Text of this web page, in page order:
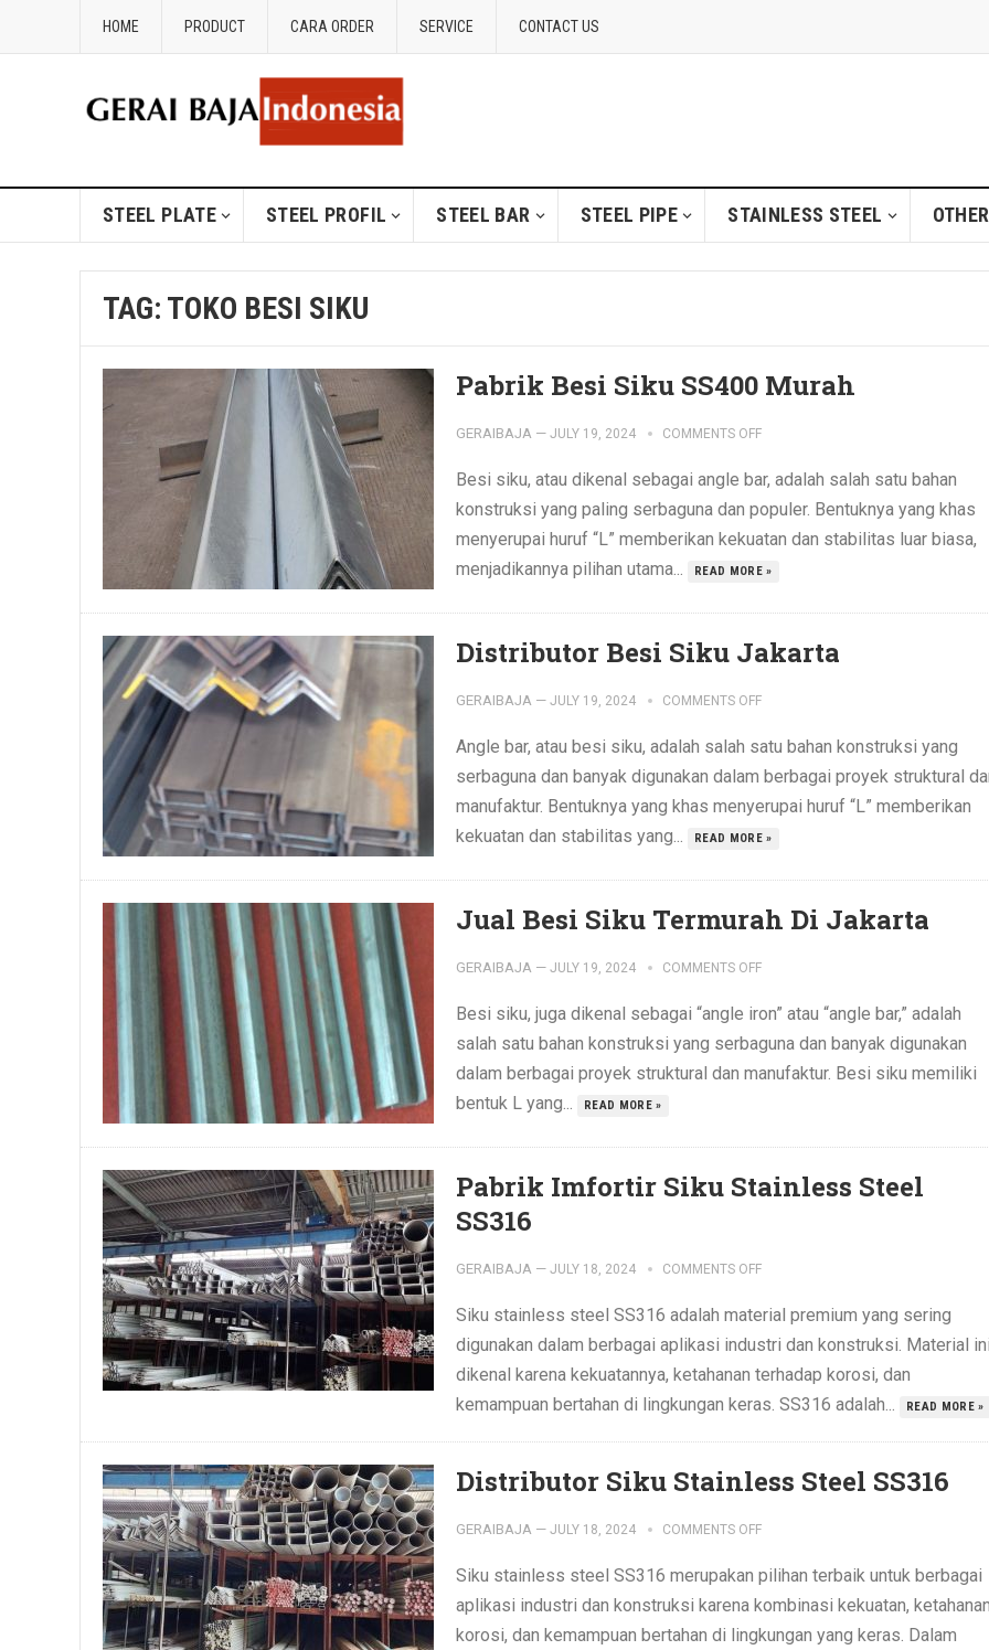
HOME PRODUCT CARA ORDER SERVICE CONTACT US
STEEL PLATE STEEL PROFIL STEEL BAR STEEL PIPE STAINLESS STEEL
TAG: TOKO BESI SIKU
Pabrik Besi Siku SS400 Murah
GERAIBAJA — JULY 19, 2024 COMMENTS OFF
Besi siku, atau dikenal sebagai angle bar, adalah salah satu bahan
konstruksi yang paling serbaguna dan populer. Bentuknya yang khas
menyerupai huruf “L” memberikan kekuatan dan stabilitas luar biasa,
menjadikannya pilihan utama...
READ MORE »
Distributor Besi Siku Jakarta
GERAIBAJA — JULY 19, 2024 COMMENTS OFF
Angle bar, atau besi siku, adalah salah satu bahan konstruksi yang
serbaguna dan banyak digunakan dalam berbagai proyek struktural
manufaktur. Bentuknya yang khas menyerupai huruf “L” memberikan
kekuatan dan stabilitas yang...
READ MORE »
Jual Besi Siku Termurah Di Jakarta
GERAIBAJA — JULY 19, 2024 COMMENTS OFF
Besi siku, juga dikenal sebagai “angle iron” atau “angle bar,” adalah
salah satu bahan konstruksi yang serbaguna dan banyak digunakan
dalam berbagai proyek struktural dan manufaktur. Besi siku memiliki
bentuk L yang...
READ MORE »
Pabrik Imfortir Siku Stainless Steel
SS316
GERAIBAJA — JULY 18, 2024 COMMENTS OFF
Siku stainless steel SS316 adalah material premium yang sering
digunakan dalam berbagai aplikasi industri dan konstruksi. Material
dikenal karena kekuatannya, ketahanan terhadap korosi, dan
kemampuan bertahan di lingkungan keras. SS316 adalah...
READ MORE »
Distributor Siku Stainless Steel SS316
GERAIBAJA — JULY 18, 2024 COMMENTS OFF
Siku stainless steel SS316 merupakan pilihan terbaik untuk berbagai
aplikasi industri dan konstruksi karena kombinasi kekuatan,
korosi, dan kemampuan bertahan di lingkungan yang keras. Dalam